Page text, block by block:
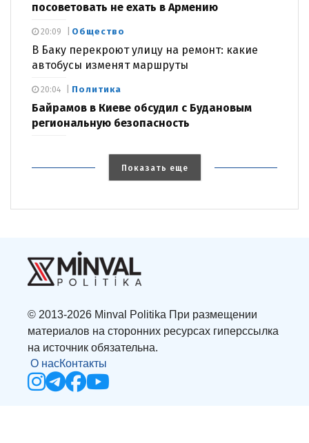
посоветовать не ехать в Армению
Общество
В Баку перекроют улицу на ремонт: какие
автобусы изменят маршруты
20:09
Политика
Байрамов в Киеве обсудил с Будановым
региональную безопасность
20:04
Показать еще
© 2013-2026 Minval Politika При размещении
материалов на сторонних ресурсах гиперссылка
на источник обязательна.
О насКонтакты